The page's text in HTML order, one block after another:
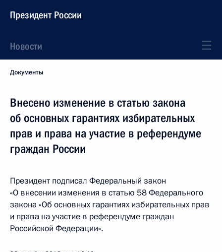
Президент России
Новости
Документы
Внесено изменение в статью закона
об основных гарантиях избирательных
прав и права на участие в референдуме
граждан России
Президент подписал Федеральный закон
«О внесении изменения в статью 58 Федерального
закона «Об основных гарантиях избирательных прав
и права на участие в референдуме граждан
Российской Федерации».